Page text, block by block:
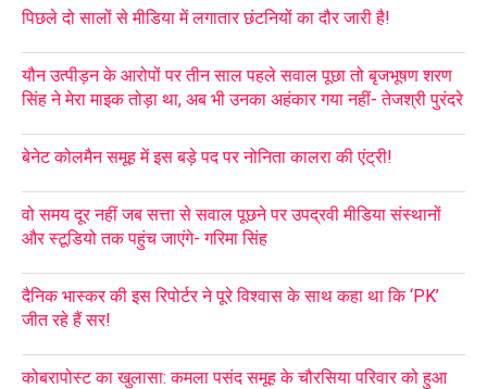
पिछले दो सालों से मीडिया में लगातार छंटनियों का दौर जारी है!
यौन उत्पीड़न के आरोपों पर तीन साल पहले सवाल पूछा तो बृजभूषण शरण
सिंह ने मेरा माइक तोड़ा था, अब भी उनका अहंकार गया नहीं- तेजश्री पुरंदरे
बेनेट कोलमैन समूह में इस बड़े पद पर नोनिता कालरा की एंट्री!
वो समय दूर नहीं जब सत्ता से सवाल पूछने पर उपद्रवी मीडिया संस्थानों
और स्टूडियो तक पहुंच जाएंगे- गरिमा सिंह
दैनिक भास्कर की इस रिपोर्टर ने पूरे विश्वास के साथ कहा था कि ‘PK’
जीत रहे हैं सर!
कोबरापोस्ट का खुलासा: कमला पसंद समूह के चौरसिया परिवार को हुआ